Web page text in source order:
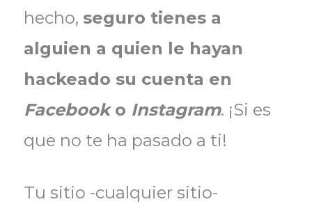
hecho, seguro tienes a
alguien a quien le hayan
hackeado su cuenta en
Facebooko Instagram. ¡Si es
que no te ha pasado a ti!
Tu sitio -cualquier sitio-